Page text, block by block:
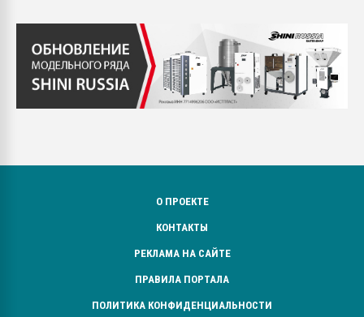
О ПРОЕКТЕ
КОНТАКТЫ
РЕКЛАМА НА САЙТЕ
ПРАВИЛА ПОРТАЛА
ПОЛИТИКА КОНФИДЕНЦИАЛЬНОСТИ